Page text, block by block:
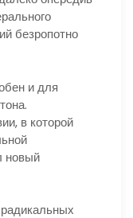
безропотно
и для
в которой
новый